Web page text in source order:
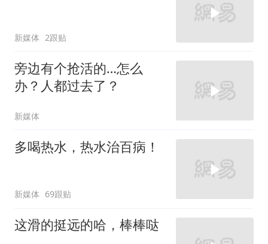
新媒体 2跟贴
旁边有个抢活的…怎么
办？人都过去了？
新媒体
多喝热水，热水治百病！
新媒体 69跟贴
这滑的挺远的哈，棒棒哒